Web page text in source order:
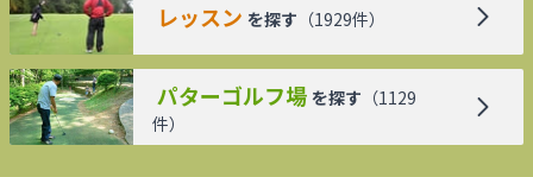
レッスン を探す （1929件）
パターゴルフ場 を探す （1129
件）